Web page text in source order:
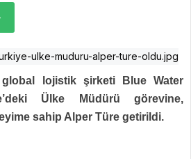
global lojistik şirketi Blue Water
Ülke Müdürü görevine,
sahip Alper Türe getirildi.